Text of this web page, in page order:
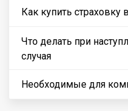
Как купить страховку
Что делать при
случая
Необходимые для